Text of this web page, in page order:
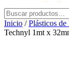
Buscar
por:
Inicio /Plásticos
Technyl 1mt x